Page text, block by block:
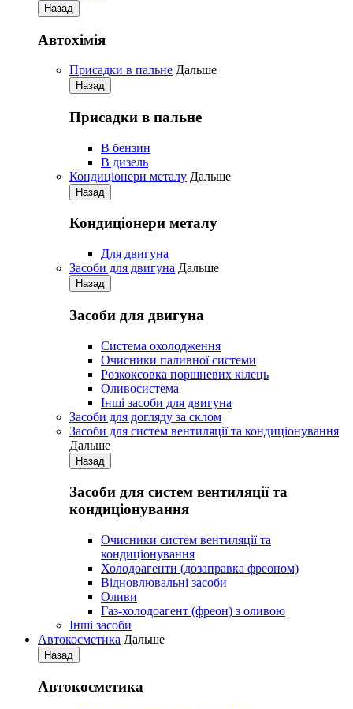
Назад
Автохімія
Присадки в пальне Дальше
Назад
Присадки в пальне
В бензин
В дизель
Кондиціонери металу Дальше
Назад
Кондиціонери металу
Для двигуна
Засоби для двигуна Дальше
Назад
Засоби для двигуна
Система охолодження
Очисники паливної системи
Розкоксовка поршневих кілець
Оливосистема
Iнші засоби для двигуна
Засоби для догляду за склом
Засоби для систем вентиляції та кондиціонування
Дальше
Назад
Засоби для систем вентиляції та
кондиціонування
Очисники систем вентиляції та
кондиціонування
Холодоагенти (дозаправка фреоном)
Відновлювальні засоби
Оливи
Газ-холодоагент (фреон) з оливою
Iнші засоби
Автокосметика Дальше
Назад
Автокосметика